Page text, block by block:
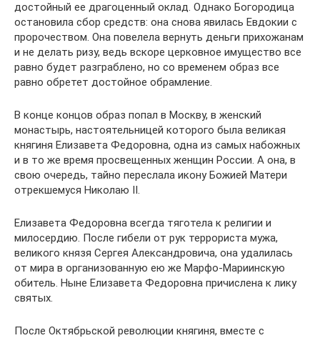
достойный ее драгоценный оклад. Однако Богородица
остановила сбор средств: она снова явилась Евдокии с
пророчеством. Она повелела вернуть деньги прихожанам
и не делать ризу, ведь вскоре церковное имущество все
равно будет разграблено, но со временем образ все
равно обретет достойное обрамление.
В конце концов образ попал в Москву, в женский
монастырь, настоятельницей которого была великая
княгиня Елизавета Федоровна, одна из самых набожных
и в то же время просвещенных женщин России. А она, в
свою очередь, тайно переслала икону Божией Матери
отрекшемуся Николаю II.
Елизавета Федоровна всегда тяготела к религии и
милосердию. После гибели от рук террориста мужа,
великого князя Сергея Александровича, она удалилась
от мира в организованную ею же Марфо-Мариинскую
обитель. Ныне Елизавета Федоровна причислена к лику
святых.
После Октябрьской революции княгиня, вместе с